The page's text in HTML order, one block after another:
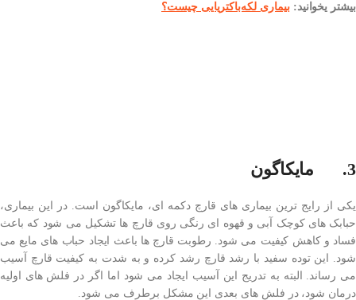
بیشتر یخوانید:بیماری لکه‌باکتریایی چیست؟
3. مایکاگون
یکی از رایج ترین بیماری های قارچ دکمه ای، مایکاگون است. در این بیماری،
حبابک های کوچک آبی و قهوه ای رنگی روی قارچ ها تشکیل می شود که باعث
فساد و کاهش کیفیت می شود. رطوبت قارچ ها باعث ایجاد حباب های مایع می
شود. این توده سفید با رشد قارچ رشد کرده و به شدت به کیفیت قارچ آسیب
می رساند. البته به تدریج این آسیب ایجاد می شود اما اگر در فلش های اولیه
درمان شود، در فلش های بعدی این مشکل برطرف می شود.